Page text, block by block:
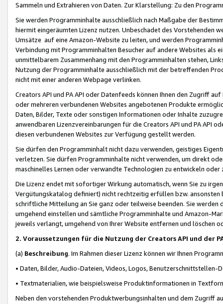
Sammeln und Extrahieren von Daten. Zur Klarstellung: Zu den
Sie werden Programminhalte ausschließlich nach Maßgabe der
hiermit eingeräumten Lizenz nutzen. Unbeschadet des Vorstehenden
Umsätze auf eine Amazon-Website zu leiten, und werden
Verbindung mit Programminhalten Besucher auf andere Websites als
unmittelbarem Zusammenhang mit den Programminhalten stehen,
Nutzung der Programminhalte ausschließlich mit der betreffenden
nicht mit einer anderen Webpage verlinken.
Creators API und PA API oder Datenfeeds können Ihnen den Zugriff
oder mehreren verbundenen Websites angebotenen Produkte
Daten, Bilder, Texte oder sonstigen Informationen oder Inhalte
anwendbaren Lizenzvereinbarungen für die Creators API und PA API
diesen verbundenen Websites zur Verfügung gestellt werden.
Sie dürfen den Programminhalt nicht dazu verwenden, geistiges
verletzen. Sie dürfen Programminhalte nicht verwenden, um direkt
maschinelles Lernen oder verwandte Technologien zu entwickeln
Die Lizenz endet mit sofortiger Wirkung automatisch, wenn Sie zu
Vergütungskatalog definiert) nicht rechtzeitig erfüllen bzw. ansonsten
schriftliche Mitteilung an Sie ganz oder teilweise beenden. Sie werden
umgehend einstellen und sämtliche Programminhalte und Amazon-
jeweils verlangt, umgehend von Ihrer Website entfernen und löschen
2. Voraussetzungen für die Nutzung der Creators API und der
(a) Beschreibung. Im Rahmen dieser Lizenz können wir Ihnen
• Daten, Bilder, Audio-Dateien, Videos, Logos, Benutzerschnittstellen-
• Textmaterialien, wie beispielsweise Produktinformationen in
Neben den vorstehenden Produktwerbungsinhalten und dem Zugriff